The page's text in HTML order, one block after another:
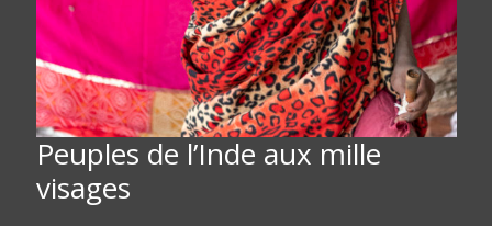
Peuples de l’Inde aux mille
visages